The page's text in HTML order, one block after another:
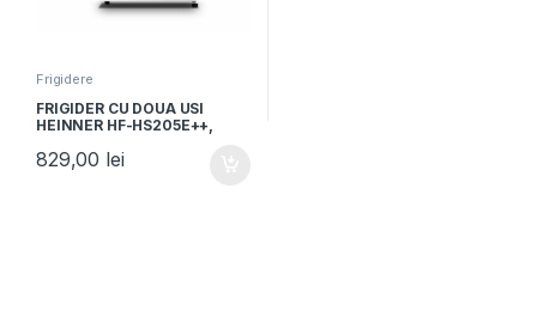
Frigidere
FRIGIDER CU DOUA USI
HEINNER HF-HS205E++,
rafturi de sticla, H 143.4cm,
829,00 lei